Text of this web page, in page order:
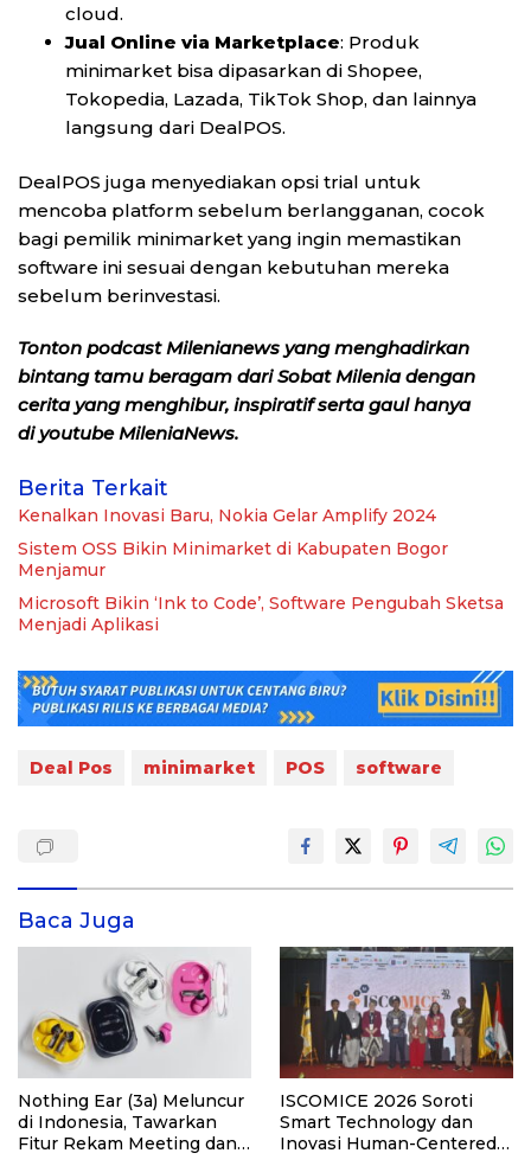
cloud.
Jual Online via Marketplace: Produk
minimarket bisa dipasarkan di Shopee,
Tokopedia, Lazada, TikTok Shop, dan lainnya
langsung dari DealPOS.
DealPOS juga menyediakan opsi trial untuk
mencoba platform sebelum berlangganan, cocok
bagi pemilik minimarket yang ingin memastikan
software ini sesuai dengan kebutuhan mereka
sebelum berinvestasi.
Tonton podcast Milenianews yang menghadirkan
bintang tamu beragam dari Sobat Milenia dengan
cerita yang menghibur, inspiratif serta gaul hanya
di youtube MileniaNews.
Berita Terkait
Kenalkan Inovasi Baru, Nokia Gelar Amplify 2024
Sistem OSS Bikin Minimarket di Kabupaten Bogor
Menjamur
Microsoft Bikin ‘Ink to Code’, Software Pengubah Sketsa
Menjadi Aplikasi
Deal Pos minimarket POS software
Baca Juga
Nothing Ear (3a) Meluncur
di Indonesia, Tawarkan
Fitur Rekam Meeting dan
ISCOMICE 2026 Soroti
Smart Technology dan
Inovasi Human-Centered